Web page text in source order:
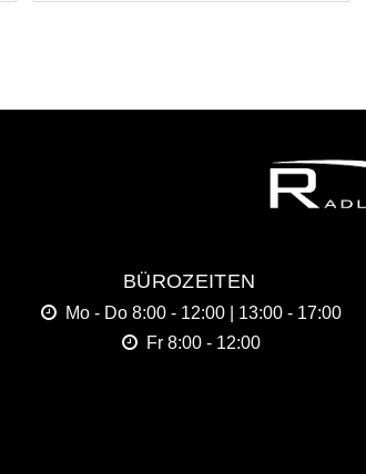
BÜROZEITEN
Mo - Do 8:00 - 12:00 | 13:00 - 17:00
Fr 8:00 - 12:00